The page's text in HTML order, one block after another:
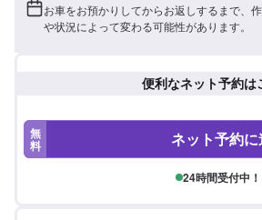
お車をお預かりしてからお返しするまで、
や状況によって変わる可能性があります。
便利なネット予約は
無
料 ネット予約
24時間受付中！